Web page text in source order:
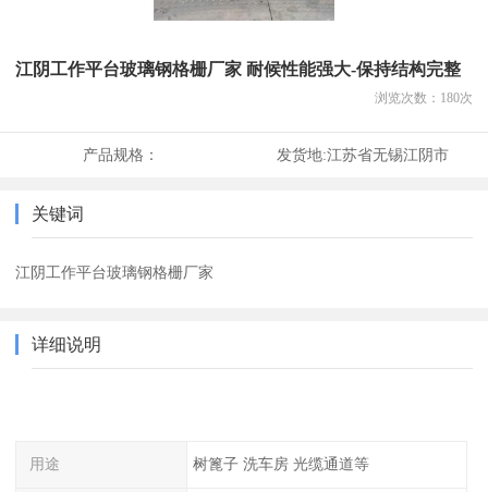
江阴工作平台玻璃钢格栅厂家 耐候性能强大-保持结构完整
浏览次数： 180次
产品规格： 发货地:江苏省无锡江阴市
关键词
江阴工作平台玻璃钢格栅厂家
详细说明
用途 树篦子 洗车房 光缆通道等